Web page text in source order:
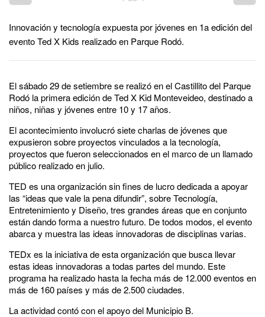
Innovación y tecnología expuesta por jóvenes en 1a edición del
evento Ted X Kids realizado en Parque Rodó.
El sábado 29 de setiembre se realizó en el Castillito del Parque
Rodó la primera edición de Ted X Kid Monteveideo, destinado a
niños, niñas y jóvenes entre 10 y 17 años.
El acontecimiento involucró siete charlas de jóvenes que
expusieron sobre proyectos vinculados a la tecnología,
proyectos que fueron seleccionados en el marco de un llamado
público realizado en julio.
TED es una organización sin fines de lucro dedicada a apoyar
las “ideas que vale la pena difundir”, sobre Tecnología,
Entretenimiento y Diseño, tres grandes áreas que en conjunto
están dando forma a nuestro futuro. De todos modos, el evento
abarca y muestra las ideas innovadoras de disciplinas varias.
TEDx es la iniciativa de esta organización que busca llevar
estas ideas innovadoras a todas partes del mundo. Este
programa ha realizado hasta la fecha más de 12.000 eventos en
más de 160 países y más de 2.500 ciudades.
La actividad contó con el apoyo del Municipio B.